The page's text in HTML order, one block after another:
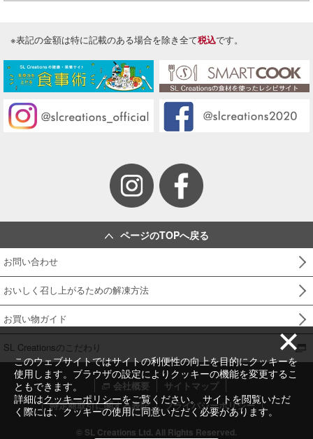
このウェブサイトではサイトの利便性の向上を目的にクッキーを
使用します。ブラウザの設定によりクッキーの機能を変更するこ
ともできます。
詳細はクッキーポリシーをご覧ください。 サイトを閲覧いただ
く際には、クッキーの使用に同意いただく必要があります。
※表記の金額は特に記載のある場合を除き全て税込です。
ページのTOPへ戻る
お問い合わせ
おいしく召し上がるための解凍方法
お買い物ガイド
SL Creationsのこだわり
会社概要
サイトマップ
特定商取引に関する表記
プライバシーポリシー
© SL Creations Ltd. All Rights Reserved.